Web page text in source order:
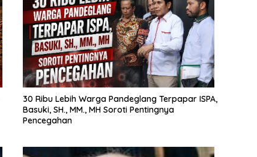
30 Ribu Lebih Warga Pandeglang Terpapar ISPA,
Basuki, SH., MM., MH Soroti Pentingnya
Pencegahan